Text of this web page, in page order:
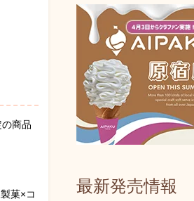
商品
菓×コ 最新発売情報